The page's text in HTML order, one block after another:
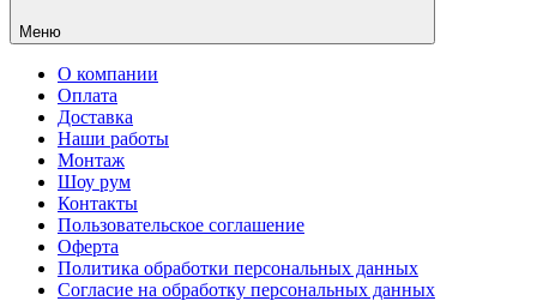
Меню
О компании
Оплата
Доставка
Наши работы
Монтаж
Шоу рум
Контакты
Пользовательское соглашение
Оферта
Политика обработки персональных данных
Согласие на обработку персональных данных